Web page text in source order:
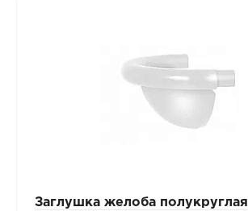
Заглушка желоба полукруглая